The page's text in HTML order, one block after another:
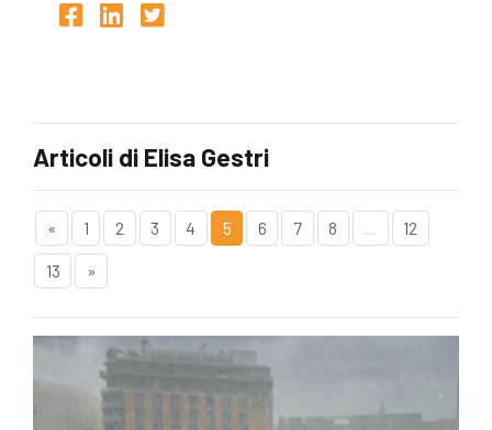
Articoli di Elisa Gestri
« 1 2 3 4 5 6 7 8 12
13 »